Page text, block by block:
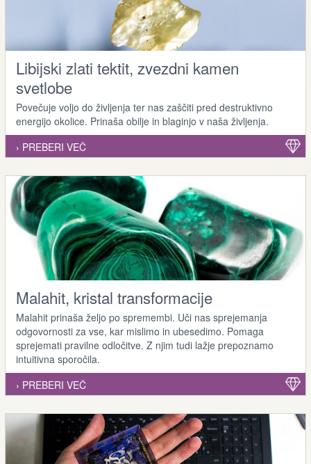
Libijski zlati tektit, zvezdni kamen
svetlobe
Povečuje voljo do življenja ter nas zaščiti pred destruktivno
energijo okolice. Prinaša obilje in blaginjo v naša življenja.
› PREBERI VEČ
Malahit, kristal transformacije
Malahit prinaša željo po spremembi. Uči nas sprejemanja
odgovornosti za vse, kar mislimo in ubesedimo. Pomaga
sprejemati pravilne odločitve. Z njim tudi lažje prepoznamo
intuitivna sporočila.
› PREBERI VEČ